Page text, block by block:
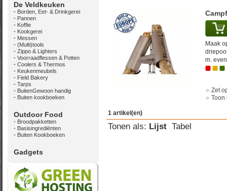
De Veldkeuken
Borden, Eet- & Drinkgerei
Pannen
Koffie
Kookgerei
Messen
(Multi)tools
Zippo & Lighters
Voorraadflessen & Potten
Coolers & Thermos
Keukenmeubels
Field Bakery
Tarps
BuitenGewoon handig
Buiten kookboeken
Outdoor Food
Broodpakketten
Basisingrediënten
Buiten Kookboeken
Gadgets
Maak
m.
Zet
Toon
1 artikel(en)
Tonen als: Lijst Tabel